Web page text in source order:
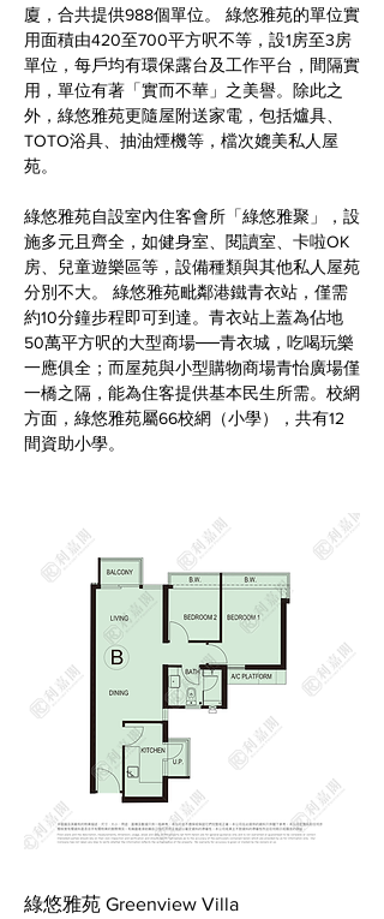
廈，合共提供988個單位。 綠悠雅苑的單位實
用面積由420至700平方呎不等，設1房至3房
單位，每戶均有環保露台及工作平台，間隔實
用，單位有著「實而不華」之美譽。除此之
外，綠悠雅苑更隨屋附送家電，包括爐具、
TOTO浴具、抽油煙機等，檔次媲美私人屋
苑。
綠悠雅苑自設室內住客會所「綠悠雅聚」，設
施多元且齊全，如健身室、閱讀室、卡啦OK
房、兒童遊樂區等，設備種類與其他私人屋苑
分別不大。 綠悠雅苑毗鄰港鐵青衣站，僅需
約10分鐘步程即可到達。青衣站上蓋為佔地
50萬平方呎的大型商場──青衣城，吃喝玩樂
一應俱全；而屋苑與小型購物商場青怡廣場僅
一橋之隔，能為住客提供基本民生所需。校網
方面，綠悠雅苑屬66校網（小學），共有12
間資助小學。
綠悠雅苑 Greenview Villa